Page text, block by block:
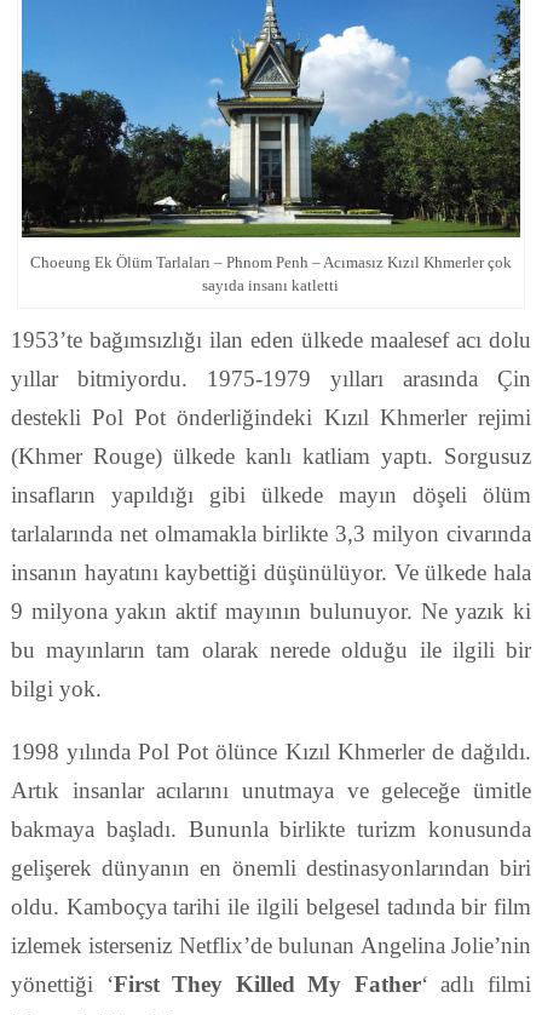
Choeung Ek Ölüm Tarlaları – Phnom Penh – Acımasız Kızıl Khmerler çok
sayıda insanı katletti
1953’te bağımsızlığı ilan eden ülkede maalesef acı dolu
yıllar bitmiyordu. 1975-1979 yılları arasında Çin
destekli Pol Pot önderliğindeki Kızıl Khmerler rejimi
(Khmer Rouge) ülkede kanlı katliam yaptı. Sorgusuz
insafların yapıldığı gibi ülkede mayın döşeli ölüm
tarlalarında net olmamakla birlikte 3,3 milyon civarında
insanın hayatını kaybettiği düşünülüyor. Ve ülkede hala
9 milyona yakın aktif mayının bulunuyor. Ne yazık ki
bu mayınların tam olarak nerede olduğu ile ilgili bir
bilgi yok.
1998 yılında Pol Pot ölünce Kızıl Khmerler de dağıldı.
Artık insanlar acılarını unutmaya ve geleceğe ümitle
bakmaya başladı. Bununla birlikte turizm konusunda
gelişerek dünyanın en önemli destinasyonlarından biri
oldu. Kamboçya tarihi ile ilgili belgesel tadında bir film
izlemek isterseniz Netflix’de bulunan Angelina Jolie’nin
yönettiği ‘First They Killed My Father‘ adlı filmi